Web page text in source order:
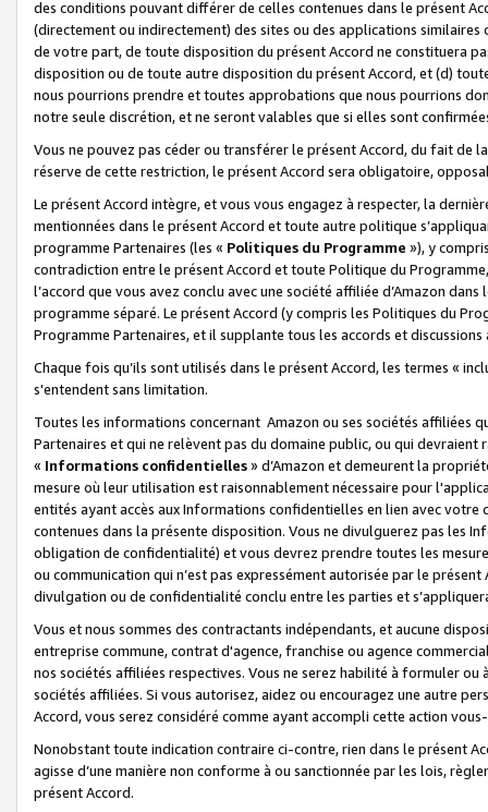
des conditions pouvant différer de celles contenues dans le présent
(directement ou indirectement) des sites ou des applications
de votre part, de toute disposition du présent Accord ne constituera
disposition ou de toute autre disposition du présent Accord, et (d)
nous pourrions prendre et toutes approbations que nous pourrions
notre seule discrétion, et ne seront valables que si elles sont
Vous ne pouvez pas céder ou transférer le présent Accord, du fait de
réserve de cette restriction, le présent Accord sera obligatoire,
Le présent Accord intègre, et vous vous engagez à respecter, la
mentionnées dans le présent Accord et toute autre politique
programme Partenaires (les « Politiques du Programme »), y
contradiction entre le présent Accord et toute Politique du
l’accord que vous avez conclu avec une société affiliée d’Amazon
programme séparé. Le présent Accord (y compris les Politiques du
Programme Partenaires, et il supplante tous les accords et discussions
Chaque fois qu’ils sont utilisés dans le présent Accord, les termes «
s'entendent sans limitation.
Toutes les informations concernant Amazon ou ses sociétés affiliées
Partenaires et qui ne relèvent pas du domaine public, ou qui
« Informations confidentielles» d’Amazon et demeurent la
mesure où leur utilisation est raisonnablement nécessaire pour
entités ayant accès aux Informations confidentielles en lien avec
contenues dans la présente disposition. Vous ne divulguerez pas les
obligation de confidentialité) et vous devrez prendre toutes les
ou communication qui n’est pas expressément autorisée par le
divulgation ou de confidentialité conclu entre les parties et
Vous et nous sommes des contractants indépendants, et aucune
entreprise commune, contrat d'agence, franchise ou agence
nos sociétés affiliées respectives. Vous ne serez habilité à formuler
sociétés affiliées. Si vous autorisez, aidez ou encouragez une autre
Accord, vous serez considéré comme ayant accompli cette action
Nonobstant toute indication contraire ci-contre, rien dans le présent
agisse d’une manière non conforme à ou sanctionnée par les lois,
présent Accord.